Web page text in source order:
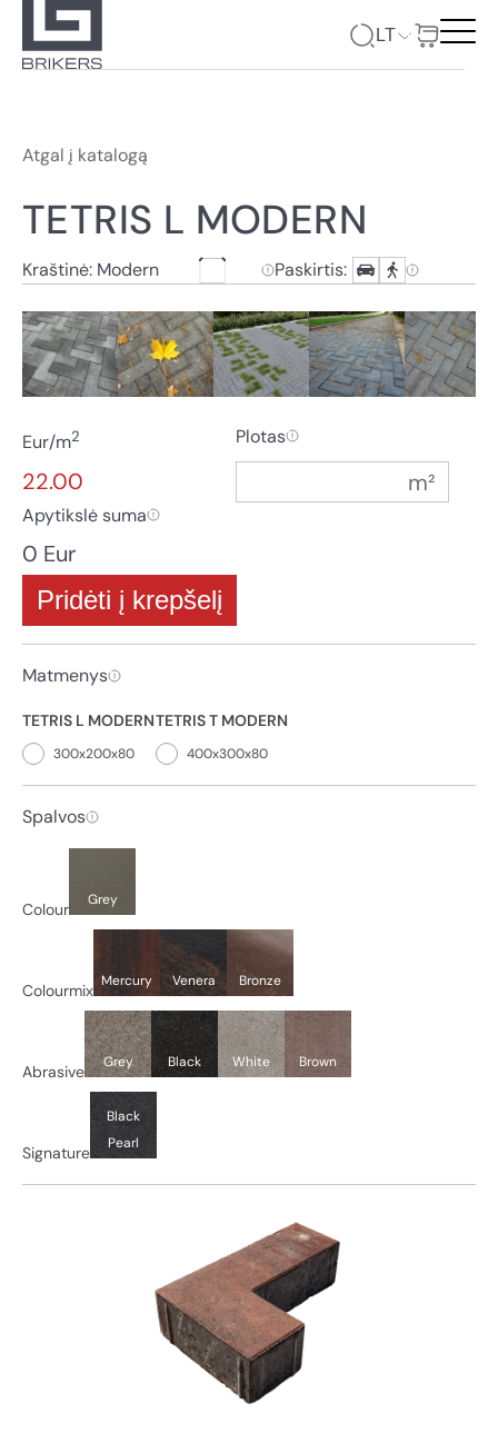
LT
Atgal į katalogą
TETRIS L MODERN
Kraštinė: Modern Paskirtis:
Eur/m2
22.00
Plotas
Apytikslė suma
0 Eur
Pridėti į krepšelį
Matmenys
TETRIS L MODERN
300x200x80
TETRIS T MODERN
400x300x80
Spalvos
Colour Grey
Colourmix Mercury Venera Bronze
Abrasive Grey Black White Brown
Signature
Black
Pearl